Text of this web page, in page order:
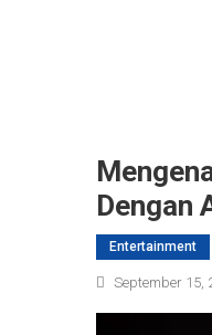
Dengan
Entertainment
September 15,